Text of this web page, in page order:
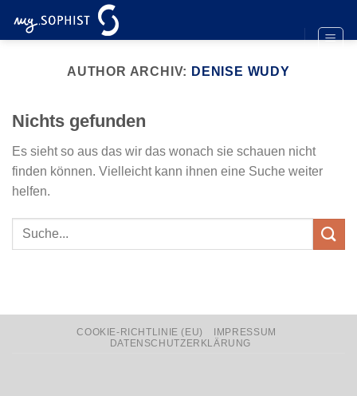
Inhalt
AUTHOR ARCHIV: DENISE WUDY
Nichts gefunden
Es sieht so aus das wir das wonach sie schauen nicht
finden können. Vielleicht kann ihnen eine Suche weiter
helfen.
COOKIE-RICHTLINIE (EU)
IMPRESSUM
DATENSCHUTZERKLÄRUNG